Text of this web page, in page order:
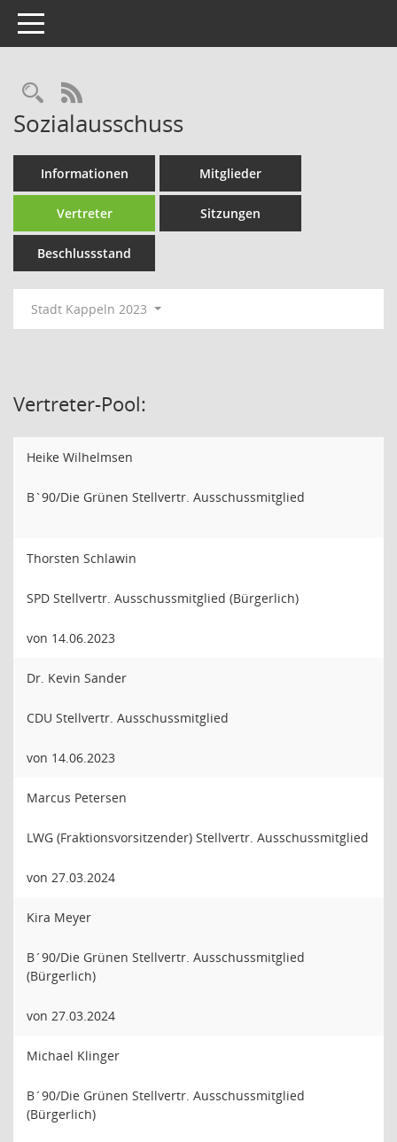
Toggle navigation
Rechercheauswahl
RSS-Feed
Sozialausschuss
Informationen Mitglieder
Vertreter Sitzungen
Beschlussstand
Stadt Kappeln 2023
Vertreter-Pool:
Heike Wilhelmsen
B`90/Die Grünen Stellvertr. Ausschussmitglied
Thorsten Schlawin
SPD Stellvertr. Ausschussmitglied (Bürgerlich)
von 14.06.2023
Dr. Kevin Sander
CDU Stellvertr. Ausschussmitglied
von 14.06.2023
Marcus Petersen
LWG (Fraktionsvorsitzender) Stellvertr. Ausschussmitglied
von 27.03.2024
Kira Meyer
B´90/Die Grünen Stellvertr. Ausschussmitglied
(Bürgerlich)
von 27.03.2024
Michael Klinger
B´90/Die Grünen Stellvertr. Ausschussmitglied
(Bürgerlich)